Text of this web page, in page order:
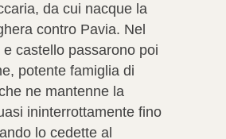
da cui nacque la
contro Pavia. Nel
e castello passarono poi
potente famiglia di
ne mantenne la
ininterrottamente fino
lo cedette al